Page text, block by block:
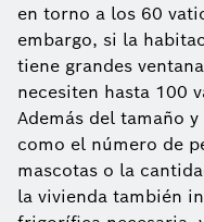
en torno a los 60
embargo, si la
tiene grandes
necesiten hasta 100
Además del tamaño
como el número de
mascotas o la
la vivienda también